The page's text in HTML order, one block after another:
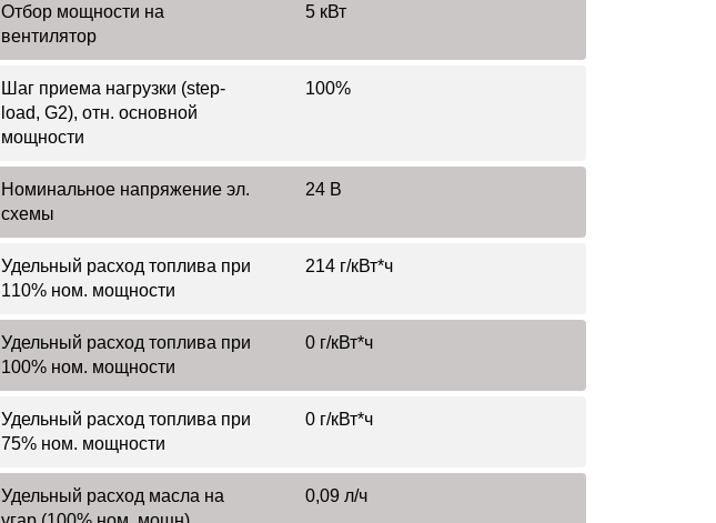
Отбор мощности на
вентилятор
5 кВт
Шаг приема нагрузки (step-
load, G2), отн. основной
мощности
100%
Номинальное напряжение эл.
схемы
24 В
Удельный расход топлива при
110% ном. мощности
214 г/кВт*ч
Удельный расход топлива при
100% ном. мощности
0 г/кВт*ч
Удельный расход топлива при
75% ном. мощности
0 г/кВт*ч
Удельный расход масла на
0,09 л/ч